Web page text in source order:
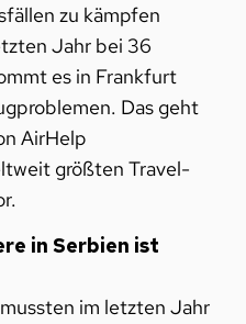
zu kämpfen
Jahr bei 36
es in Frankfurt
Das geht
AirHelp
größten Travel-
in Serbien ist
im letzten Jahr